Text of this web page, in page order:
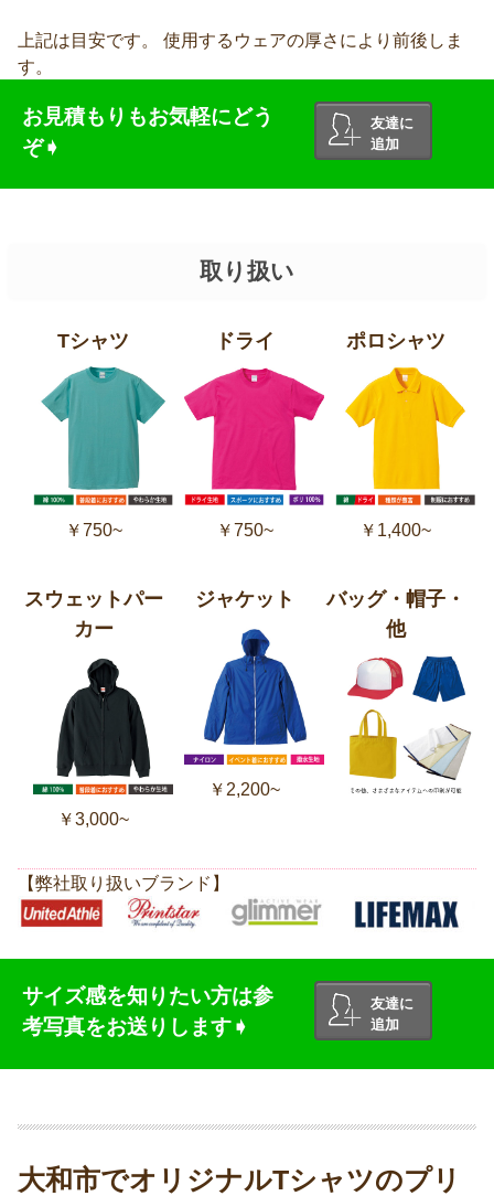
上記は目安です。 使用するウェアの厚さにより前後しま
す。
お見積もりもお気軽にどう
ぞ➧
友達に
追加
取り扱い
Tシャツ
￥750~
ドライ
￥750~
ポロシャツ
￥1,400~
スウェットパー
カー
￥3,000~
ジャケット
￥2,200~
バッグ・帽子・
他
【弊社取り扱いブランド】
サイズ感を知りたい方は参
考写真をお送りします➧
友達に
追加
大和市でオリジナルTシャツのプリ